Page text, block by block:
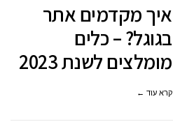
בגוגל?
כלים
איך מקדמים אתר
בגוגל? – כלים
מומלצים לשנת 2023
קרא עוד ←